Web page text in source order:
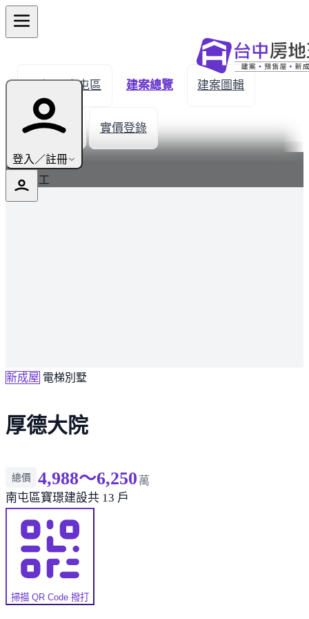
登入／註冊
← 返回南屯區 建案總覽 建案圖輯
生活機能 實價登錄
最新
全新完工
新成屋 電梯別墅
厚德大院
總價 4,988～6,250 萬
南屯區寶璟建設共 13 戶
掃描 QR Code 撥打